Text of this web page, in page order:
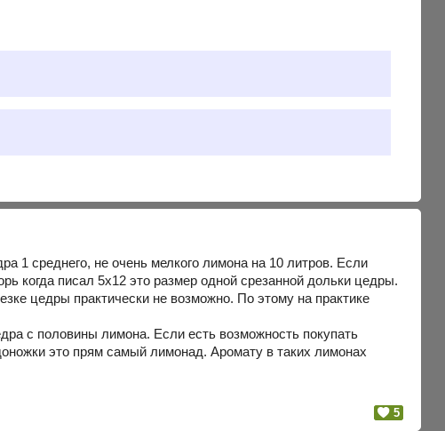
1 среднего, не очень мелкого лимона на 10 литров. Если
когда писал 5х12 это размер одной срезанной дольки цедры.
цедры практически не возможно. По этому на практике
с половины лимона. Если есть возможность покупать
это прям самый лимонад. Аромату в таких лимонах
5